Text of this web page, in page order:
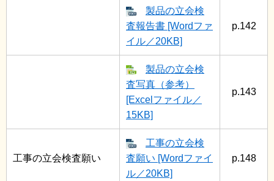
製品の立会検
査報告書 [Wordファ
イル／20KB]
p.142
製品の立会検
査写真（参考）
[Excelファイル／
15KB]
p.143
工事の立会検査願い
工事の立会検
査願い [Wordファイ
ル／20KB]
p.148